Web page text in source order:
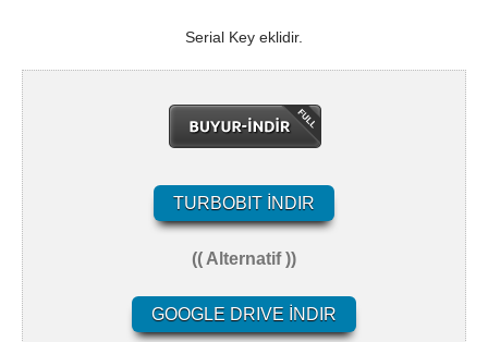
Serial Key eklidir.
TURBOBIT İNDIR
(( Alternatif ))
GOOGLE DRIVE İNDIR